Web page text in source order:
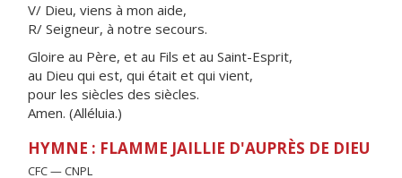
V/ Dieu, viens à mon aide,
R/ Seigneur, à notre secours.
Gloire au Père, et au Fils et au Saint-Esprit,
au Dieu qui est, qui était et qui vient,
pour les siècles des siècles.
Amen. (Alléluia.)
HYMNE : FLAMME JAILLIE D'AUPRÈS DE DIEU
CFC — CNPL